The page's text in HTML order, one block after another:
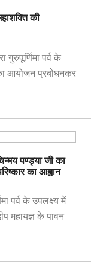
की
गुरुपूर्णिमा पर्व के
आयोजन प्रबोधनकर
पण्ड्या जी का
का आह्वान
पर्व के उपलक्ष्य में
महायज्ञ के पावन